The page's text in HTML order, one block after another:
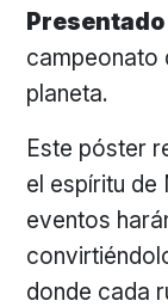
campeonato
planeta.
Este póster
el espíritu de
eventos
donde cada